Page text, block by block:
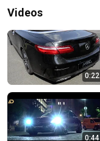
Videos
0:22
0:44